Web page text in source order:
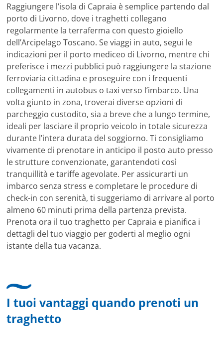
Raggiungere l’isola di Capraia è semplice partendo dal
porto di Livorno, dove i traghetti collegano
regolarmente la terraferma con questo gioiello
dell’Arcipelago Toscano. Se viaggi in auto, segui le
indicazioni per il porto mediceo di Livorno, mentre chi
preferisce i mezzi pubblici può raggiungere la stazione
ferroviaria cittadina e proseguire con i frequenti
collegamenti in autobus o taxi verso l’imbarco. Una
volta giunto in zona, troverai diverse opzioni di
parcheggio custodito, sia a breve che a lungo termine,
ideali per lasciare il proprio veicolo in totale sicurezza
durante l’intera durata del soggiorno. Ti consigliamo
vivamente di prenotare in anticipo il posto auto presso
le strutture convenzionate, garantendoti così
tranquillità e tariffe agevolate. Per assicurarti un
imbarco senza stress e completare le procedure di
check-in con serenità, ti suggeriamo di arrivare al porto
almeno 60 minuti prima della partenza prevista.
Prenota ora il tuo traghetto per Capraia e pianifica i
dettagli del tuo viaggio per goderti al meglio ogni
istante della tua vacanza.
I tuoi vantaggi quando prenoti un
traghetto